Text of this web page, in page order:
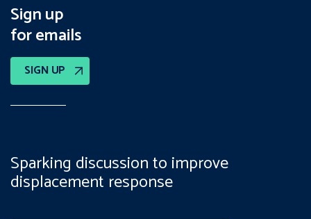
Sign up
for emails
SIGN UP
Sparking discussion to improve
displacement response